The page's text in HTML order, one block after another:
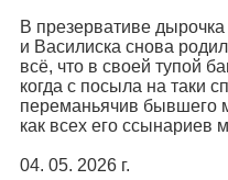
В презервативе
и Василиска снова
всё, что в своей тупой
когда с посыла на таки
переманьячив бывшего
как всех его ссынариев
04. 05. 2026 г.